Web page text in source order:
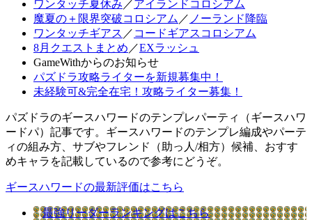
ワンタッチ夏休み ／アイランドコロシアム
魔夏の＋限界突破コロシアム ／ ノーランド降臨
ワンタッチギアス ／ コードギアスコロシアム
8月クエストまとめ ／EXラッシュ
GameWithからのお知らせ
パズドラ攻略ライターを新規募集中！
未経験可&完全在宅！攻略ライター募集！
パズドラのギースハワードのテンプレパーティ（ギースハワ
ードパ）記事です。ギースハワードのテンプレ編成やパーテ
ィの組み方、サブやフレンド（助っ人/相方）候補、おすす
めキャラを記載しているので参考にどうぞ。
ギースハワードの最新評価はこちら
最強リーダーランキングはこちら